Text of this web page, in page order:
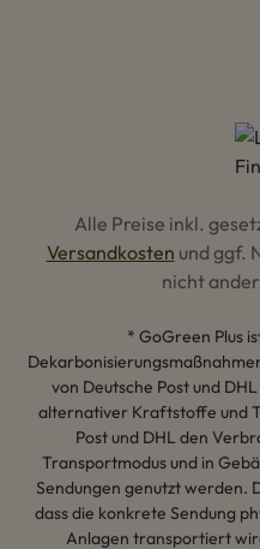
Alle Preise inkl.
Versandkosten und ggf.
nicht
* GoGreen Plus
von Deutsche Post und
alternativer Kraftstoffe und
Post und DHL den
Transportmodus und in
Sendungen genutzt werden.
dass die konkrete Sendung
Anlagen transportiert